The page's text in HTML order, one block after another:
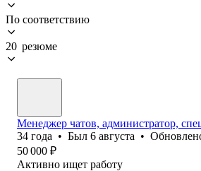
По соответствию
20 резюме
Менеджер чатов, администратор,
34 года • Был 6 августа •
50 000 ₽
Активно ищет работу